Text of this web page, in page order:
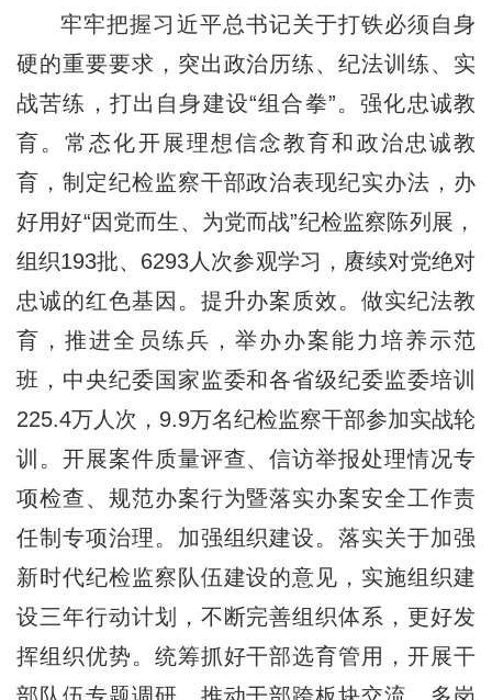
牢牢把握习近平总书记关于打铁必须自身
硬的重要要求，突出政治历练、纪法训练、实
战苦练，打出自身建设“组合拳”。强化忠诚教
育。常态化开展理想信念教育和政治忠诚教
育，制定纪检监察干部政治表现纪实办法，办
好用好“因党而生、为党而战”纪检监察陈列展，
组织193批、6293人次参观学习，赓续对党绝对
忠诚的红色基因。提升办案质效。做实纪法教
育，推进全员练兵，举办办案能力培养示范
班，中央纪委国家监委和各省级纪委监委培训
225.4万人次，9.9万名纪检监察干部参加实战轮
训。开展案件质量评查、信访举报处理情况专
项检查、规范办案行为暨落实办案安全工作责
任制专项治理。加强组织建设。落实关于加强
新时代纪检监察队伍建设的意见，实施组织建
设三年行动计划，不断完善组织体系，更好发
挥组织优势。统筹抓好干部选育管用，开展干